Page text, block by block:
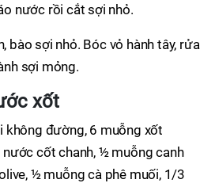
nước rồi cắt sợi nhỏ.
bào sợi nhỏ. Bóc vỏ hành tây, rửa
sợi mỏng.
xốt
không đường, 6 muỗng xốt
cốt chanh, ½ muỗng canh
½ muỗng cà phê muối, 1/3